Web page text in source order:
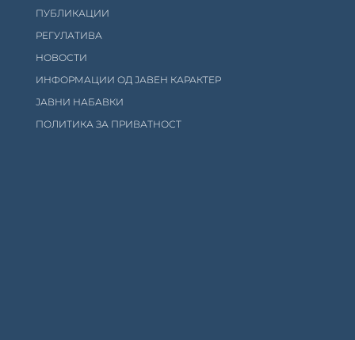
ПУБЛИКАЦИИ
РЕГУЛАТИВА
НОВОСТИ
ИНФОРМАЦИИ ОД ЈАВЕН КАРАКТЕР
ЈАВНИ НАБАВКИ
ПОЛИТИКА ЗА ПРИВАТНОСТ